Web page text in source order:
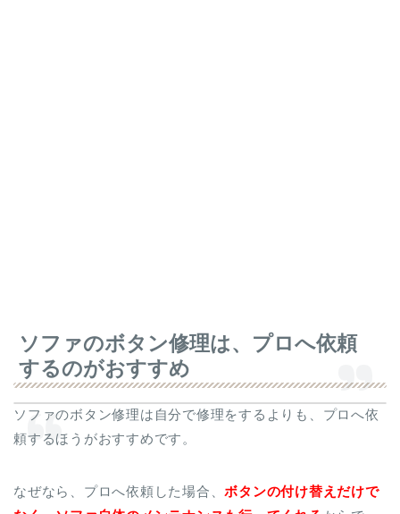
ソファのボタン修理は、プロへ依頼
するのがおすすめ
ソファのボタン修理は自分で修理をするよりも、プロへ依
頼するほうがおすすめです。
なぜなら、プロへ依頼した場合、ボタンの付け替えだけで